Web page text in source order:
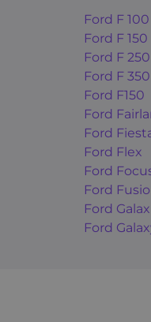
Ford F 100
Ford F 150
Ford F 250
Ford F 350
Ford F150
Ford
Ford
Ford Flex
Ford
Ford
Ford
Ford